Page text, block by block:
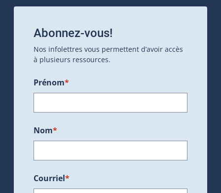
Abonnez-vous!
Nos infolettres vous permettent d’avoir accès
à plusieurs ressources.
Prénom*
Nom*
Courriel*